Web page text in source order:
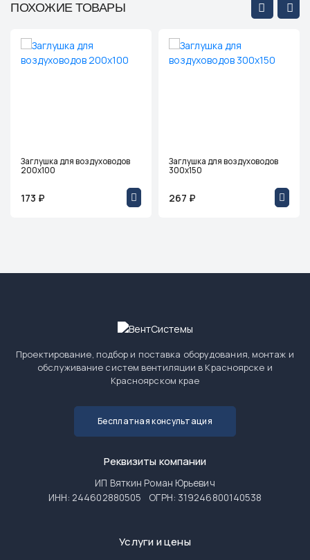
ПОХОЖИЕ ТОВАРЫ
Заглушка для воздуховодов
200x100
173 ₽
Заглушка для воздуховодов
300x150
267 ₽
Проектирование, подбор и поставка оборудования, монтаж и
обслуживание систем вентиляции в Красноярске и
Красноярском крае
Бесплатная консультация
Реквизиты компании
ИП Вяткин Роман Юрьевич
ИНН: 244602880505
ОГРН: 319246800140538
Услуги и цены